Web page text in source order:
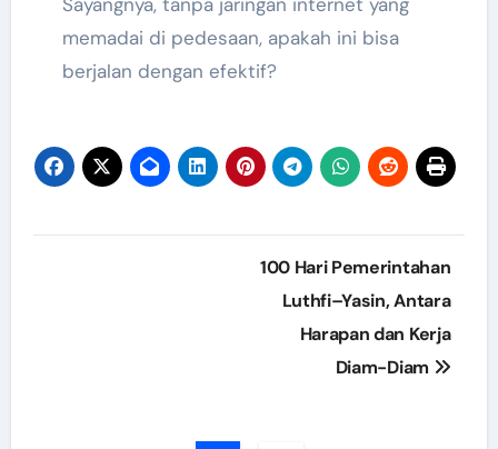
memadai di pedesaan, apakah ini bisa
berjalan dengan efektif?
100 Hari Pemerintahan
Luthfi–Yasin, Antara
Harapan dan Kerja
Diam-Diam